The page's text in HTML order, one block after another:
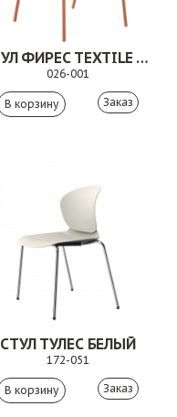
СТУЛ ФИРЕС TEXTILE TERRA
026-001
Заказ
СТУЛ ТУЛЕС БЕЛЫЙ
172-051
Заказ